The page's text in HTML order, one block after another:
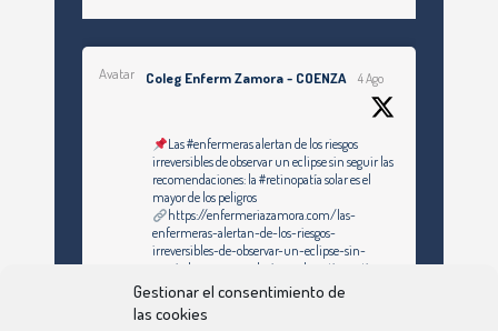
Gestionar el consentimiento de
las cookies
Avatar Coleg Enferm Zamora - COENZA 4 Ago
Las #enfermeras alertan de los riesgos
irreversibles de observar un eclipse sin seguir las
recomendaciones: la #retinopatía solar es el
mayor de los peligros
https://enfermeriazamora.com/las-
enfermeras-alertan-de-los-riesgos-
irreversibles-de-observar-un-eclipse-sin-
seguir-las-recomendaciones-la-retinopatia-
solar-es-el-mayor-de-los-peligros/